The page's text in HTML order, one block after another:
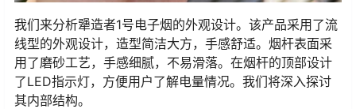
我们来分析犟造者1号电子烟的外观设计。该产品采用了流
线型的外观设计，造型简洁大方，手感舒适。烟杆表面采
用了磨砂工艺，手感细腻，不易滑落。在烟杆的顶部设计
了LED指示灯，方便用户了解电量情况。我们将深入探讨
其内部结构。